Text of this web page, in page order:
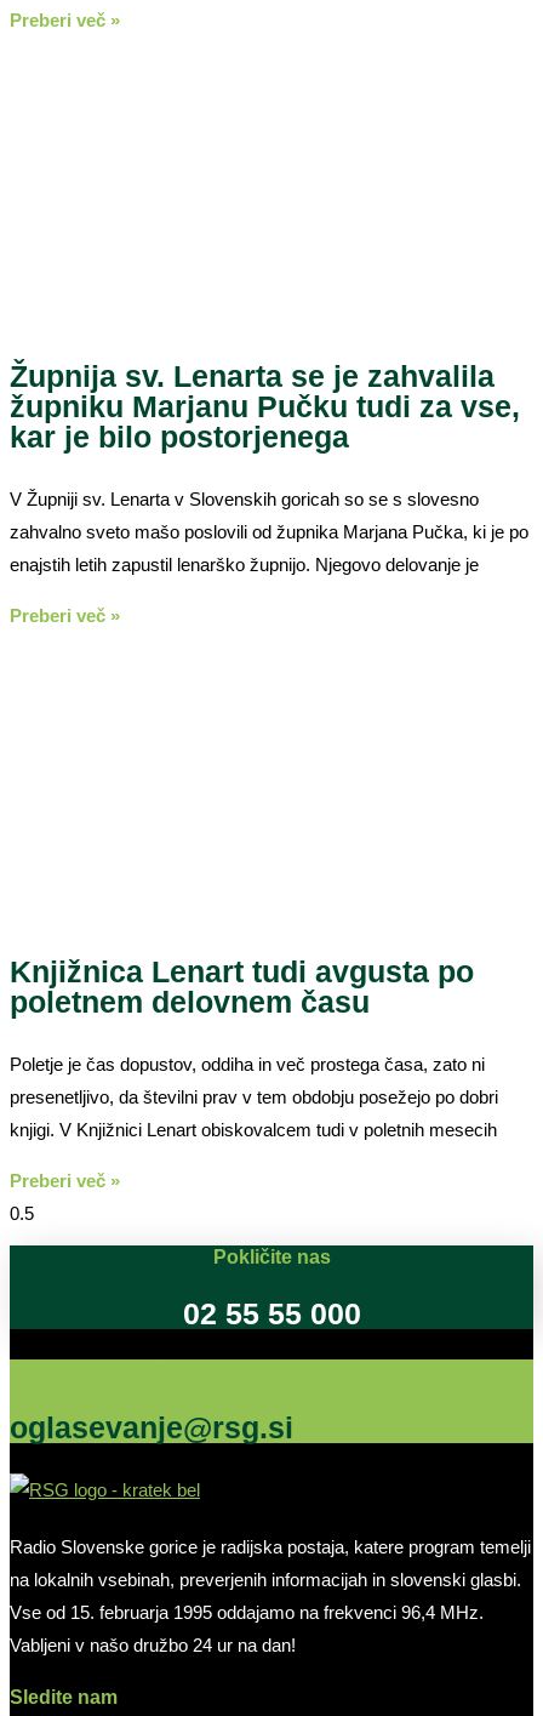
Preberi več »
Župnija sv. Lenarta se je zahvalila
župniku Marjanu Pučku tudi za vse,
kar je bilo postorjenega
V Župniji sv. Lenarta v Slovenskih goricah so se s slovesno
zahvalno sveto mašo poslovili od župnika Marjana Pučka, ki je po
enajstih letih zapustil lenarško župnijo. Njegovo delovanje je
Preberi več »
Knjižnica Lenart tudi avgusta po
poletnem delovnem času
Poletje je čas dopustov, oddiha in več prostega časa, zato ni
presenetljivo, da številni prav v tem obdobju posežejo po dobri
knjigi. V Knjižnici Lenart obiskovalcem tudi v poletnih mesecih
Preberi več »
Pokličite nas
02 55 55 000
oglasevanje@rsg.si
Radio Slovenske gorice je radijska postaja, katere program temelji
na lokalnih vsebinah, preverjenih informacijah in slovenski glasbi.
Vse od 15. februarja 1995 oddajamo na frekvenci 96,4 MHz.
Vabljeni v našo družbo 24 ur na dan!
Sledite nam